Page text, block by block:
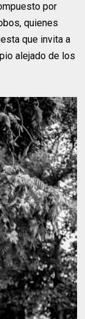
por
quienes
que invita a
alejado de los